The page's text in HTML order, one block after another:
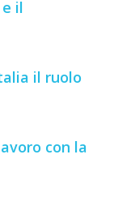
il
il ruolo
con la